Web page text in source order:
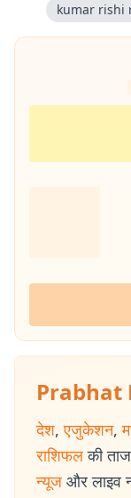
kumar rishi
Prabhat
देश, एजुकेशन,
राशिफल की
न्यूज और लाइव